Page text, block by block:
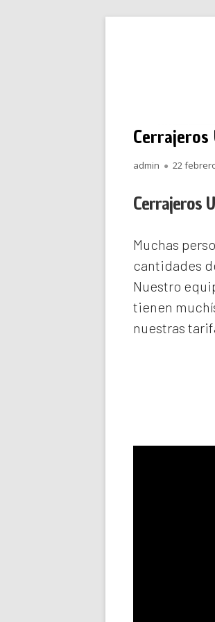
Cerrajeros
Autor
admin
Publicado
22
Cerrajeros
Muchas
cantidades
Nuestro
tienen
nuestras